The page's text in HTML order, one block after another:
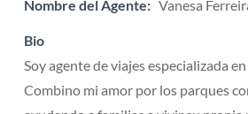
Nombre del Agente: Vanesa
Bio
Soy agente de viajes especializada
Combino mi amor por los parques